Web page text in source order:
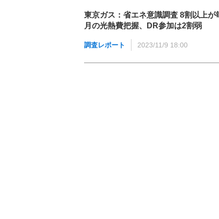
東京ガス：省エネ意識調査 8割以上が
月の光熱費把握、DR参加は2割弱
調査レポート 2023/11/9 18:00